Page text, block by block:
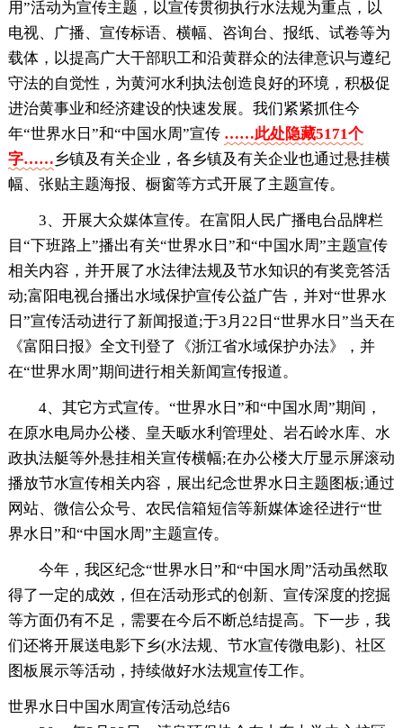
用”活动为宣传主题，以宣传贯彻执行水法规为重点，以
电视、广播、宣传标语、横幅、咨询台、报纸、试卷等为
载体，以提高广大干部职工和沿黄群众的法律意识与遵纪
守法的自觉性，为黄河水利执法创造良好的环境，积极促
进治黄事业和经济建设的快速发展。我们紧紧抓住今
年“世界水日”和“中国水周”宣传 ……此处隐藏5171个
字……乡镇及有关企业，各乡镇及有关企业也通过悬挂横
幅、张贴主题海报、橱窗等方式开展了主题宣传。
3、开展大众媒体宣传。在富阳人民广播电台品牌栏
目“下班路上”播出有关“世界水日”和“中国水周”主题宣传
相关内容，并开展了水法律法规及节水知识的有奖竞答活
动;富阳电视台播出水域保护宣传公益广告，并对“世界水
日”宣传活动进行了新闻报道;于3月22日“世界水日”当天在
《富阳日报》全文刊登了《浙江省水域保护办法》，并
在“世界水周”期间进行相关新闻宣传报道。
4、其它方式宣传。“世界水日”和“中国水周”期间，
在原水电局办公楼、皇天畈水利管理处、岩石岭水库、水
政执法艇等外悬挂相关宣传横幅;在办公楼大厅显示屏滚动
播放节水宣传相关内容，展出纪念世界水日主题图板;通过
网站、微信公众号、农民信箱短信等新媒体途径进行“世
界水日”和“中国水周”主题宣传。
今年，我区纪念“世界水日”和“中国水周”活动虽然取
得了一定的成效，但在活动形式的创新、宣传深度的挖掘
等方面仍有不足，需要在今后不断总结提高。下一步，我
们还将开展送电影下乡(水法规、节水宣传微电影)、社区
图板展示等活动，持续做好水法规宣传工作。
世界水日中国水周宣传活动总结6